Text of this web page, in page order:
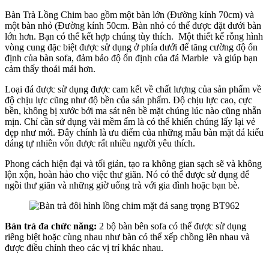
Bàn Trà Lồng Chim bao gồm một bàn lớn (Đường kính 70cm) và
một bàn nhỏ (Đường kính 50cm. Bàn nhỏ có thể được đặt dưới bàn
lớn hơn. Bạn có thể kết hợp chúng tùy thích. Một thiết kế rỗng hình
vòng cung đặc biệt được sử dụng ở phía dưới để tăng cường độ ổn
định của bàn sofa, đảm bảo độ ổn định của đá Marble và giúp bạn
cảm thấy thoải mái hơn.
Loại đá được sử dụng được cam kết về chất lượng của sản phẩm về
độ chịu lực cũng như độ bền của sản phẩm. Độ chịu lực cao, cực
bền, không bị xước bởi ma sát nên bề mặt chúng lúc nào cũng nhẵn
mịn. Chỉ cần sử dụng vài mềm ẩm là có thể khiến chúng lấy lại vẻ
đẹp như mới. Đây chính là ưu điểm của những mẫu bàn mặt đá kiểu
dáng tự nhiên vốn được rất nhiều người yêu thích.
Phong cách hiện đại và tối giản, tạo ra không gian sạch sẽ và không
lộn xộn, hoàn hảo cho việc thư giãn. Nó có thể được sử dụng để
ngồi thư giãn và những giờ uống trà với gia đình hoặc bạn bè.
Bàn trà đa chức năng: 2 bộ bàn bên sofa có thể được sử dụng
riêng biệt hoặc cùng nhau như bàn có thể xếp chồng lên nhau và
được điều chỉnh theo các vị trí khác nhau.